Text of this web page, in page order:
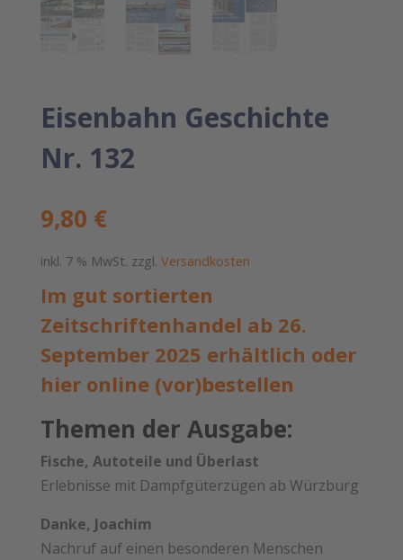
Eisenbahn Geschichte
Nr. 132
9,80 €
inkl. 7 % MwSt. zzgl. Versandkosten
Im gut sortierten
Zeitschriftenhandel ab 26.
September 2025 erhältlich oder
hier online (vor)bestellen
Themen der Ausgabe:
Fische, Autoteile und Überlast
Erlebnisse mit Dampfgüterzügen ab Würzburg
Danke, Joachim
Nachruf auf einen besonderen Menschen